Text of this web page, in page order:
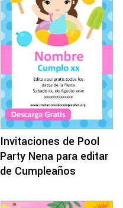
Invitaciones de Pool
Party Nena para editar
de Cumpleaños